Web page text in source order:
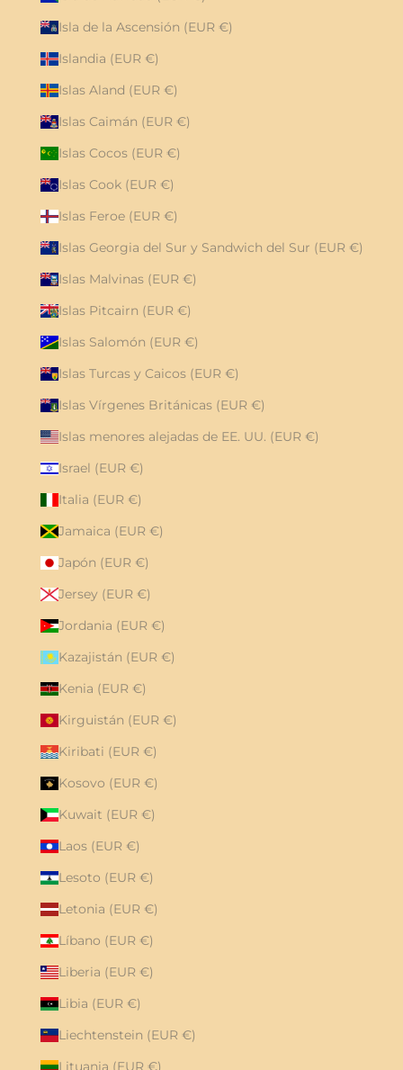
Isla de la Ascensión (EUR €)
Islandia (EUR €)
Islas Aland (EUR €)
Islas Caimán (EUR €)
Islas Cocos (EUR €)
Islas Cook (EUR €)
Islas Feroe (EUR €)
Islas Georgia del Sur y Sandwich del Sur (EUR €)
Islas Malvinas (EUR €)
Islas Pitcairn (EUR €)
Islas Salomón (EUR €)
Islas Turcas y Caicos (EUR €)
Islas Vírgenes Británicas (EUR €)
Islas menores alejadas de EE. UU. (EUR €)
Israel (EUR €)
Italia (EUR €)
Jamaica (EUR €)
Japón (EUR €)
Jersey (EUR €)
Jordania (EUR €)
Kazajistán (EUR €)
Kenia (EUR €)
Kirguistán (EUR €)
Kiribati (EUR €)
Kosovo (EUR €)
Kuwait (EUR €)
Laos (EUR €)
Lesoto (EUR €)
Letonia (EUR €)
Líbano (EUR €)
Liberia (EUR €)
Libia (EUR €)
Liechtenstein (EUR €)
Lituania (EUR €)